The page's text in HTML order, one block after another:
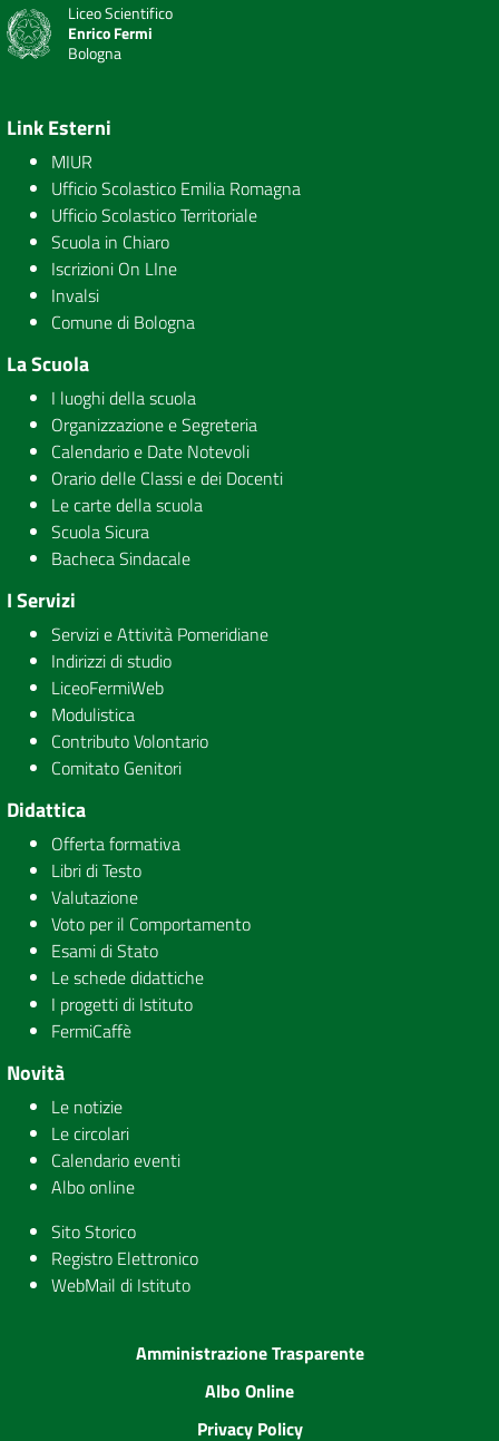
Liceo Scientifico
Enrico Fermi
Bologna
Link Esterni
MIUR
Ufficio Scolastico Emilia Romagna
Ufficio Scolastico Territoriale
Scuola in Chiaro
Iscrizioni On LIne
Invalsi
Comune di Bologna
La Scuola
I luoghi della scuola
Organizzazione e Segreteria
Calendario e Date Notevoli
Orario delle Classi e dei Docenti
Le carte della scuola
Scuola Sicura
Bacheca Sindacale
I Servizi
Servizi e Attività Pomeridiane
Indirizzi di studio
LiceoFermiWeb
Modulistica
Contributo Volontario
Comitato Genitori
Didattica
Offerta formativa
Libri di Testo
Valutazione
Voto per il Comportamento
Esami di Stato
Le schede didattiche
I progetti di Istituto
FermiCaffè
Novità
Le notizie
Le circolari
Calendario eventi
Albo online
Sito Storico
Registro Elettronico
WebMail di Istituto
Amministrazione Trasparente
Albo Online
Privacy Policy